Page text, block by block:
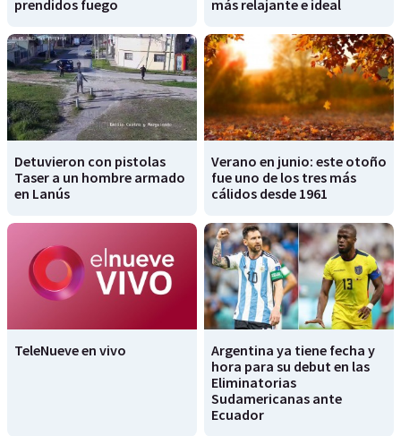
prendidos fuego
más relajante e ideal
Detuvieron con pistolas
Taser a un hombre armado
en Lanús
Verano en junio: este otoño
fue uno de los tres más
cálidos desde 1961
TeleNueve en vivo
Argentina ya tiene fecha y
hora para su debut en las
Eliminatorias
Sudamericanas ante
Ecuador